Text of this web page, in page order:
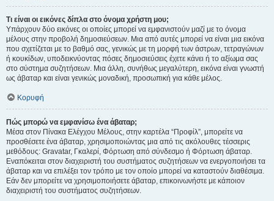
Τι είναι οι εικόνες δίπλα στο όνομα χρήστη μου;
Υπάρχουν δύο εικόνες οι οποίες μπορεί να εμφανιστούν μαζί με το όνομα
μέλους στην προβολή δημοσιεύσεων. Μια από αυτές μπορεί να είναι μια εικόνα
που σχετίζεται με το βαθμό σας, γενικώς με τη μορφή των άστρων, τετραγώνων
ή κουκίδων, υποδεικνύοντας πόσες δημοσιεύσεις έχετε κάνει ή το αξίωμα σας
στο σύστημα συζητήσεων. Μια άλλη, συνήθως μεγαλύτερη, εικόνα είναι γνωστή
ως άβαταρ και είναι γενικώς μοναδική, προσωπική για κάθε μέλος.
Κορυφή
Πώς μπορώ να εμφανίσω ένα άβαταρ;
Μέσα στον Πίνακα Ελέγχου Μέλους, στην καρτέλα “Προφίλ”, μπορείτε να
προσθέσετε ένα άβαταρ, χρησιμοποιώντας μια από τις ακόλουθες τέσσερις
μεθόδους: Gravatar, Γκαλερί, Φόρτωση από σύνδεσμο ή Φόρτωση άβαταρ.
Εναπόκειται στον διαχειριστή του συστήματος συζητήσεων να ενεργοποιήσει τα
άβαταρ και να επιλέξει τον τρόπο με τον οποίο μπορεί να καταστούν διαθέσιμα.
Εάν δεν μπορείτε να χρησιμοποιήσετε άβαταρ, επικοινωνήστε με κάποιον
διαχειριστή του συστήματος συζητήσεων.